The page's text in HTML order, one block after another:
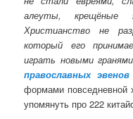
алеуты, крещёные
Христианство не
который его
играть новыми
православных эвенов
формами повседневной
упомянуть про 222